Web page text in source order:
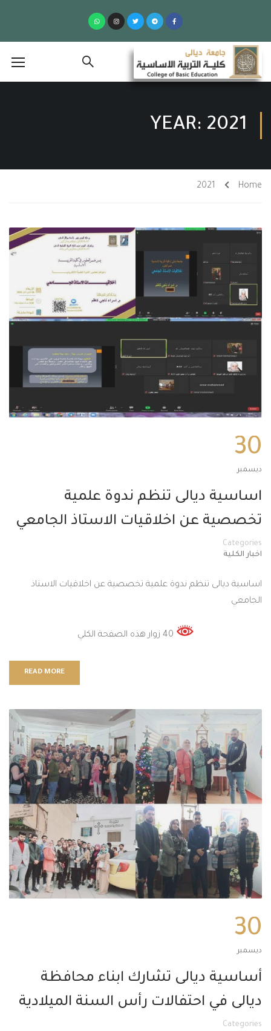
YEAR: 2021
Home
2021
30
ديسمبر
اساسية ديالى تنظم ندوة علمية
تخصصية عن اخلاقيات الاستاذ الجامعي
Categories
اخبار الكلية
اساسية ديالى تنظم ندوة علمية تخصصية عن اخلاقيات الاستاذ
الجامعي
READ MORE
30
ديسمبر
أساسية ديالى تشارك ابناء محافظة
ديالى في احتفالات رأس السنة الميلادية
Categories